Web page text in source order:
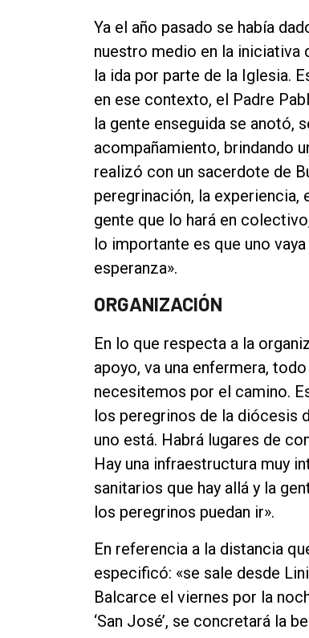
Ya el año pasado se había
nuestro medio en la iniciativa
la ida por parte de la Iglesia.
en ese contexto, el Padre
la gente enseguida se anotó,
acompañamiento, brindando
realizó con un sacerdote de
peregrinación, la experiencia,
gente que lo hará en
lo importante es que uno
esperanza».
ORGANIZACIÓN
En lo que respecta a la
apoyo, va una enfermera,
necesitemos por el camino.
los peregrinos de la diócesis
uno está. Habrá lugares de
Hay una infraestructura muy
sanitarios que hay allá y la
los peregrinos puedan ir».
En referencia a la distancia
especificó: «se sale desde
Balcarce el viernes por la
‘San José’, se concretará la